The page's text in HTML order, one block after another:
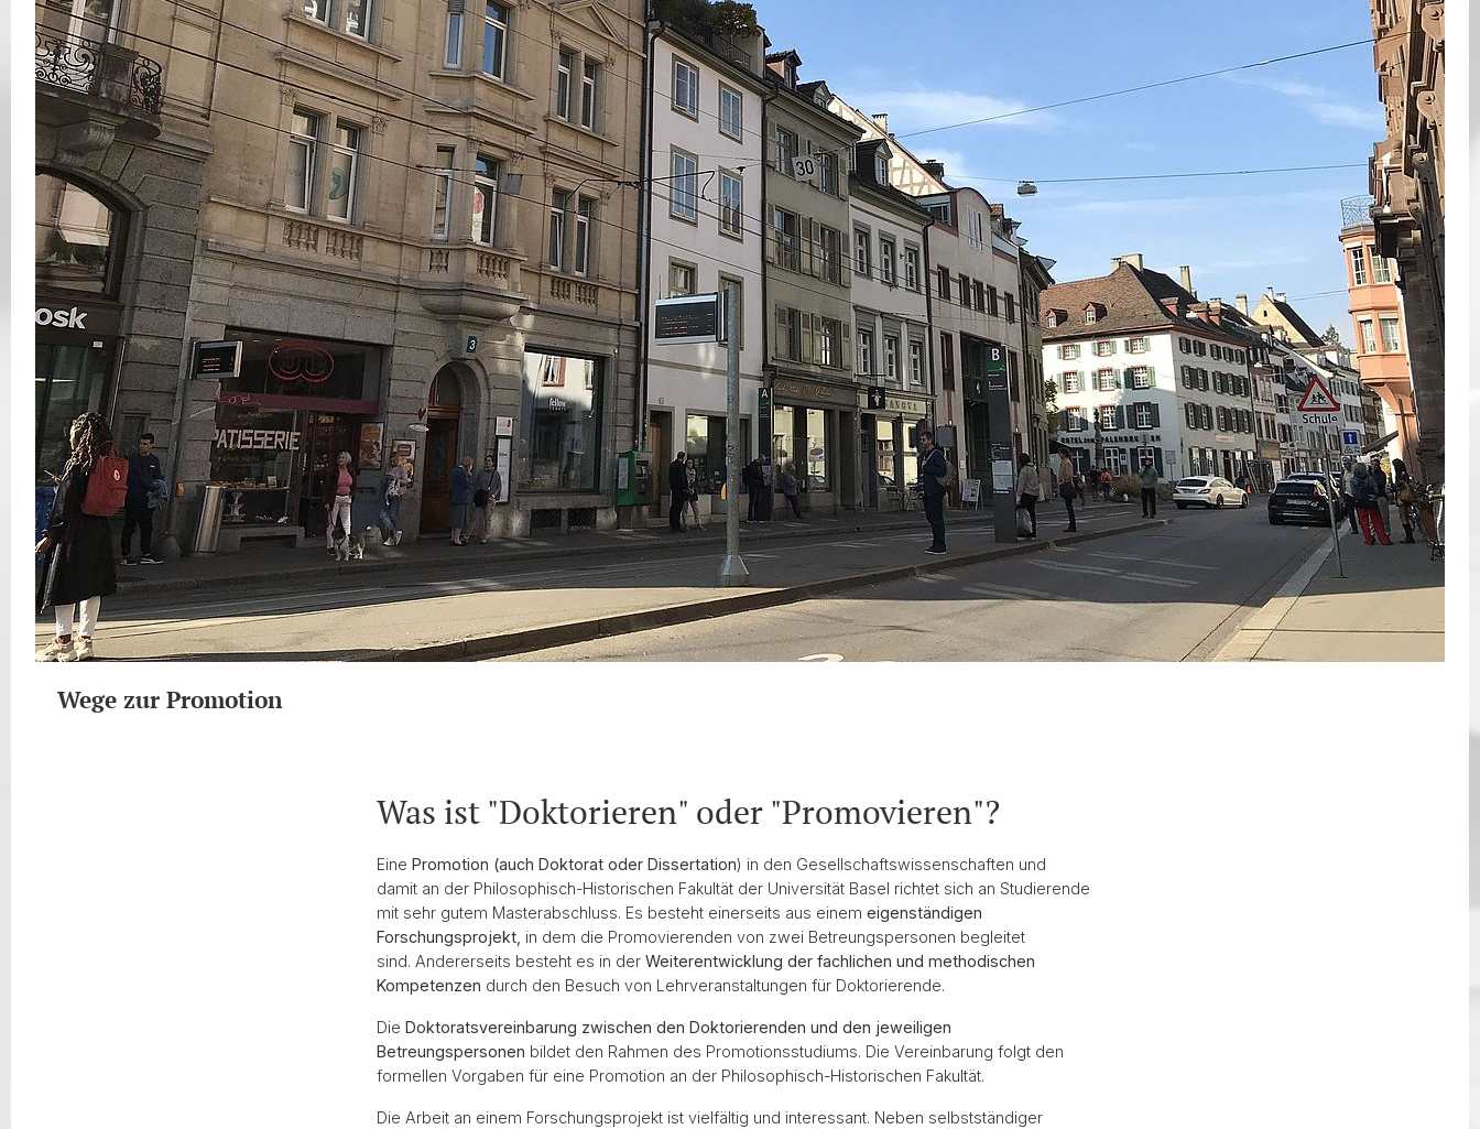
Wege zur Promotion
Was ist "Doktorieren" oder "Promovieren"?
Eine Promotion (auch Doktorat oder Dissertation) in den Gesellschaftswissenschaften und
damit an der Philosophisch-Historischen Fakultät der Universität Basel richtet sich an Studierende
mit sehr gutem Masterabschluss. Es besteht einerseits aus einem eigenständigen
Forschungsprojekt, in dem die Promovierenden von zwei Betreungspersonen begleitet
sind. Andererseits besteht es in der Weiterentwicklung der fachlichen und methodischen
Kompetenzen durch den Besuch von Lehrveranstaltungen für Doktorierende.
Die Doktoratsvereinbarung zwischen den Doktorierenden und den jeweiligen
Betreungspersonen bildet den Rahmen des Promotionsstudiums. Die Vereinbarung folgt den
formellen Vorgaben für eine Promotion an der Philosophisch-Historischen Fakultät.
Die Arbeit an einem Forschungsprojekt ist vielfältig und interessant. Neben selbstständiger